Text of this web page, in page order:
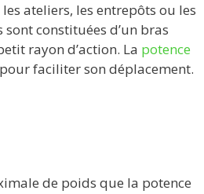
ateliers, les entrepôts ou les
constituées d’un bras
rayon d’action. La potence
faciliter son déplacement.
de poids que la potence